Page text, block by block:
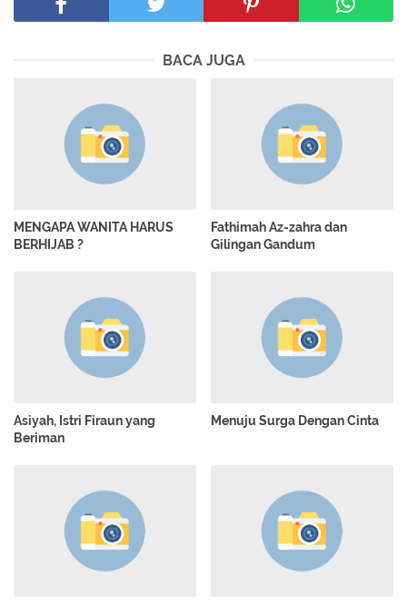
BACA JUGA
MENGAPA WANITA HARUS
BERHIJAB ?
Fathimah Az-zahra dan
Gilingan Gandum
Asiyah, Istri Firaun yang
Beriman
Menuju Surga Dengan Cinta